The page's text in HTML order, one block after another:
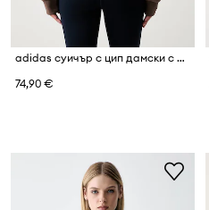
adidas суичър с цип дамски с памук Essentials
74,90 €